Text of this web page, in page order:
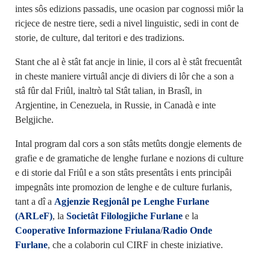
intes sôs edizions passadis, une ocasion par cognossi miôr la
ricjece de nestre tiere, sedi a nivel linguistic, sedi in cont de
storie, de culture, dal teritori e des tradizions.
Stant che al è stât fat ancje in linie, il cors al è stât frecuentât
in cheste maniere virtuâl ancje di diviers di lôr che a son a
stâ fûr dal Friûl, inaltrò tal Stât talian, in Brasîl, in
Argjentine, in Cenezuela, in Russie, in Canadà e inte
Belgjiche.
Intal program dal cors a son stâts metûts dongje elements de
grafie e de gramatiche de lenghe furlane e nozions di culture
e di storie dal Friûl e a son stâts presentâts i ents principâi
impegnâts inte promozion de lenghe e de culture furlanis,
tant a dî a Agjenzie Regjonâl pe Lenghe Furlane
(ARLeF), la Societât Filologjiche Furlanee la
Cooperative Informazione Friulana/Radio Onde
Furlane, che a colaborin cul CIRF in cheste iniziative.